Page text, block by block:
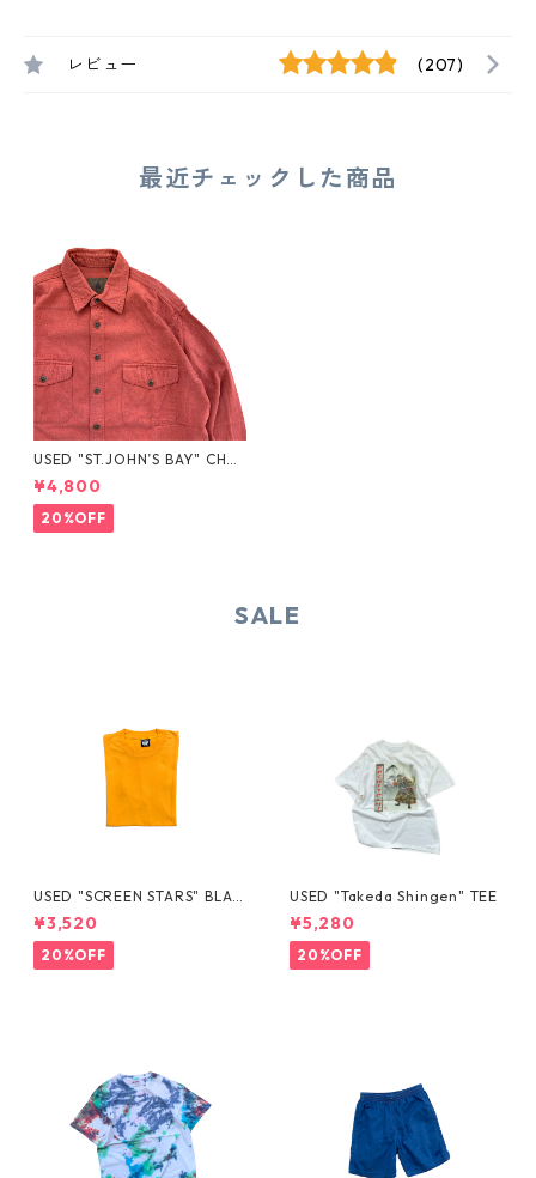
レビュー (207)
最近チェックした商品
USED "ST.JOHN’S BAY" CHA
MOIS CLOTH SHIRT
¥4,800
20%OFF
SALE
USED "SCREEN STARS" BLAN
K TEE
¥3,520
20%OFF
USED "Takeda Shingen" TEE
¥5,280
20%OFF